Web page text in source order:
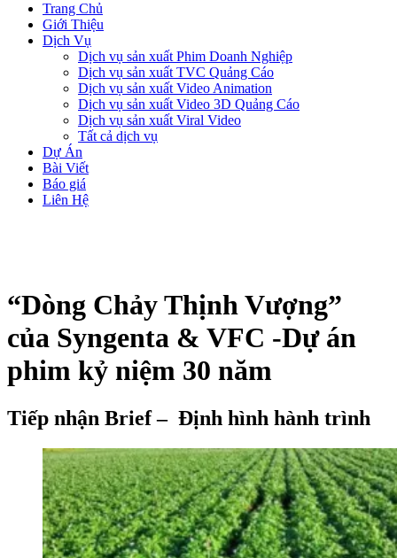
Trang Chủ
Giới Thiệu
Dịch Vụ
Dịch vụ sản xuất Phim Doanh Nghiệp
Dịch vụ sản xuất TVC Quảng Cáo
Dịch vụ sản xuất Video Animation
Dịch vụ sản xuất Video 3D Quảng Cáo
Dịch vụ sản xuất Viral Video
Tất cả dịch vụ
Dự Án
Bài Viết
Báo giá
Liên Hệ
“Dòng Chảy Thịnh Vượng”
của Syngenta & VFC -Dự án
phim kỷ niệm 30 năm
Tiếp nhận Brief – Định hình hành trình